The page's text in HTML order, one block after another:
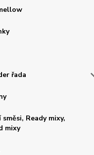
řada
Ready mixy,
mixy